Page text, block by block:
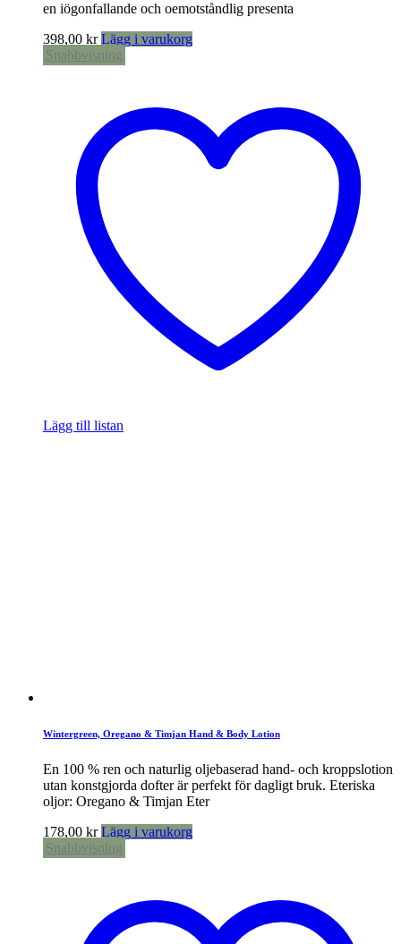
en iögonfallande och oemotståndlig presenta
398,00 kr Lägg i varukorg
Snabbvisning
Lägg till listan
Wintergreen, Oregano & Timjan Hand & Body Lotion
En 100 % ren och naturlig oljebaserad hand- och kroppslotion
utan konstgjorda dofter är perfekt för dagligt bruk. Eteriska
oljor: Oregano & Timjan Eter
178,00 kr Lägg i varukorg
Snabbvisning